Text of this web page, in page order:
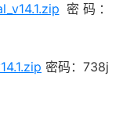
密码：
密码：738j